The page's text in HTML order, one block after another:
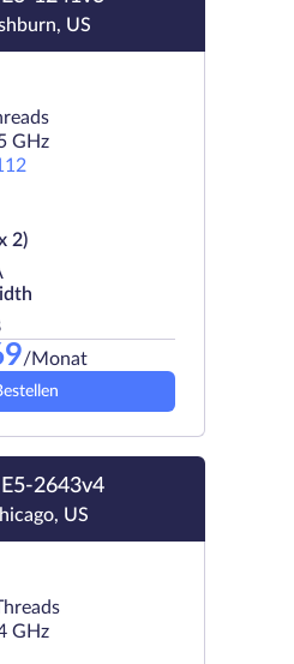
US
GHz
2)
/Monat
2643v4
US
GHz